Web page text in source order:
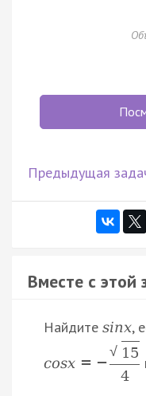
Предыдущая
Вместе с
Найдите sinx,
cosx = −
√ 15
4